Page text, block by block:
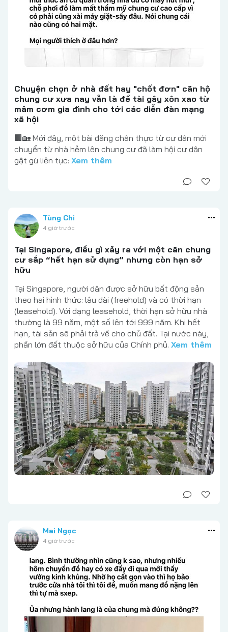
Chuyện chọn ở nhà đất hay "chốt đơn" căn hộ
chung cư xưa nay vẫn là đề tài gây xôn xao từ
mâm cơm gia đình cho tới các diễn đàn mạng
xã hội
🏢🏡 Mới đây, một bài đăng chân thực từ cư dân mới
chuyển từ nhà hẻm lên chung cư đã làm hội cư dân
gật gù liên tục: Xem thêm
Tùng Chi
4 giờ trước
Tại Singapore, điều gì xảy ra với một căn chung
cư sắp “hết hạn sử dụng” nhưng còn hạn sở
hữu
Tại Singapore, người dân được sở hữu bất động sản
theo hai hình thức: lâu dài (freehold) và có thời hạn
(leasehold). Với dạng leasehold, thời hạn sở hữu nhà
thường là 99 năm, một số lên tới 999 năm. Khi hết
hạn, tài sản sẽ phải trả về cho chủ đất. Tại nước này,
phần lớn đất thuộc sở hữu của Chính phủ. Xem thêm
Mai Ngọc
4 giờ trước